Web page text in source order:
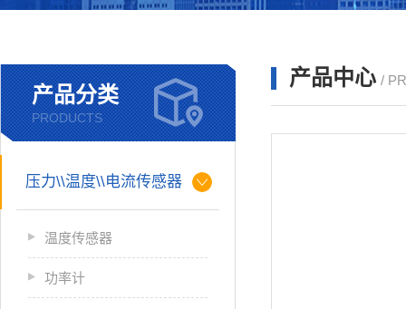
产品分类
PRODUCTS
压力\\温度\\电流传感器
温度传感器
功率计
产品中心 /